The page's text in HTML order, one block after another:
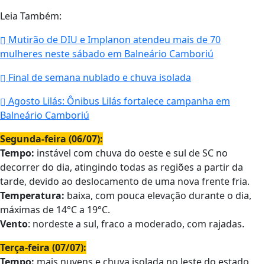
Leia Também:
Mutirão de DIU e Implanon atendeu mais de 70
mulheres neste sábado em Balneário Camboriú
Final de semana nublado e chuva isolada
Agosto Lilás: Ônibus Lilás fortalece campanha em
Balneário Camboriú
Segunda-feira (06/07):
Tempo: instável com chuva do oeste e sul de SC no
decorrer do dia, atingindo todas as regiões a partir da
tarde, devido ao deslocamento de uma nova frente fria.
Temperatura: baixa, com pouca elevação durante o dia,
máximas de 14°C a 19°C.
Vento: nordeste a sul, fraco a moderado, com rajadas.
Terça-feira (07/07):